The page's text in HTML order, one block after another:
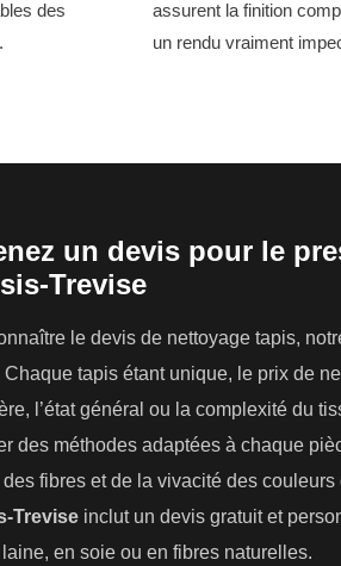
des
assurent la finition
un rendu vraiment
un devis pour le
Trevise
le devis de nettoyage tapis,
Chaque tapis étant unique, le prix de
l’état général ou la complexité du
des méthodes adaptées à chaque
des fibres et de la vivacité des couleurs
Trevise inclut un devis gratuit et
en soie ou en fibres naturelles.